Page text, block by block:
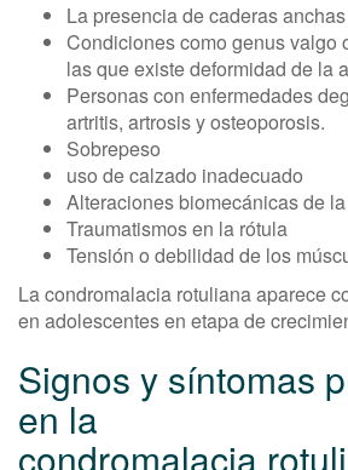
La presencia de caderas anchas
Condiciones como genus valgo
las que existe deformidad de la
Personas con enfermedades
artritis, artrosis y osteoporosis.
Sobrepeso
uso de calzado inadecuado
Alteraciones biomecánicas de
Traumatismos en la rótula
Tensión o debilidad de los
La condromalacia rotuliana aparece
en adolescentes en etapa de
Signos y síntomas
en la
condromalacia